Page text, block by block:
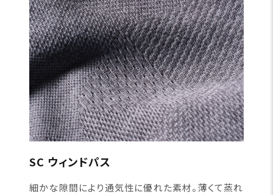
SC ウィンドパス
細かな隙間により通気性に優れた素材。薄くて蒸れ